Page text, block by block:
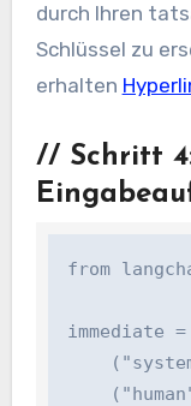
durch Ihren
Schlüssel zu
erhalten
// Schritt
from
immediate =